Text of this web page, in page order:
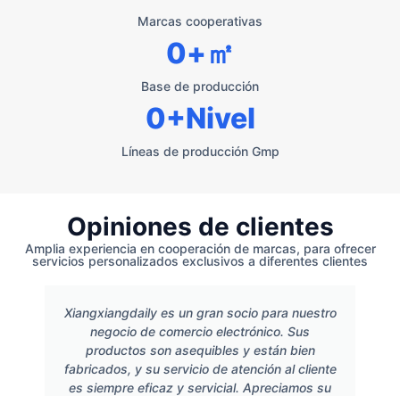
Marcas cooperativas
Base de producción
0+㎡
Líneas de producción Gmp
0+Nivel
Opiniones de clientes
Amplia experiencia en cooperación de marcas, para ofrecer
servicios personalizados exclusivos a diferentes clientes
Xiangxiangdaily es un gran socio para nuestro
negocio de comercio electrónico. Sus
productos son asequibles y están bien
fabricados, y su servicio de atención al cliente
es siempre eficaz y servicial. Apreciamos su